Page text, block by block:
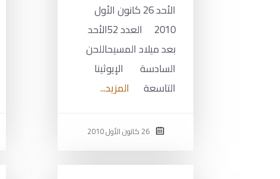
الأحد 26 كانون الأول
2010 العدد 52الأحد
بعد ميلاد المسيحاللحن
السادسة الإيوثينا
التاسعة المزيد...